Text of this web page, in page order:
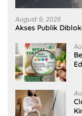
August 9, 2026
Akses Publik